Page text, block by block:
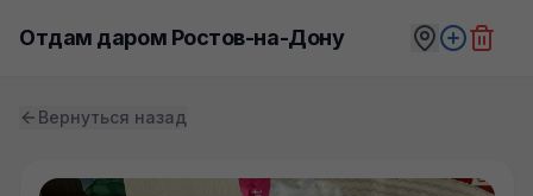
Отдам даром Ростов-на-Дону
Вернуться назад